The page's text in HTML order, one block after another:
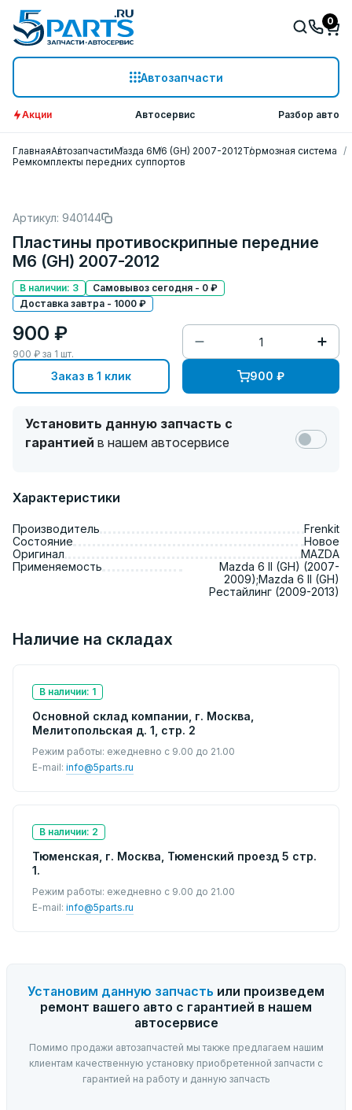
Автозапчасти
0
Акции Автосервис Разбор авто
ГлавнаяАвтозапчастиМазда 6M6 (GH) 2007-2012Тормозная система
Ремкомплекты передних суппортов
Артикул: 940144
Пластины противоскрипные передние
M6 (GH) 2007-2012
В наличии: 3
Самовывоз сегодня - 0 ₽
Доставка завтра - 1000 ₽
900 ₽
900 ₽ за 1 шт.
Заказ в 1 клик 900 ₽
Установить данную запчасть с
гарантией в нашем автосервисе
Характеристики
Производитель
Frenkit
Состояние
Новое
Оригинал
MAZDA
Применяемость
Mazda 6 II (GH) (2007-
2009);Mazda 6 II (GH)
Рестайлинг (2009-2013)
Наличие на складах
В наличии: 1
Основной склад компании, г. Москва,
Мелитопольская д. 1, стр. 2
Режим работы: ежедневно с 9.00 до 21.00
E-mail: info@5parts.ru
В наличии: 2
Тюменская, г. Москва, Тюменский проезд 5 стр.
1.
Режим работы: ежедневно с 9.00 до 21.00
E-mail: info@5parts.ru
Установим данную запчасть или произведем
ремонт вашего авто с гарантией в нашем
автосервисе
Помимо продажи автозапчастей мы также предлагаем нашим
клиентам качественную установку приобретенной запчасти с
гарантией на работу и данную запчасть